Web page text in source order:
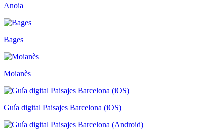
Anoia
Bages
Moianès
Guía digital Paisajes Barcelona (iOS)